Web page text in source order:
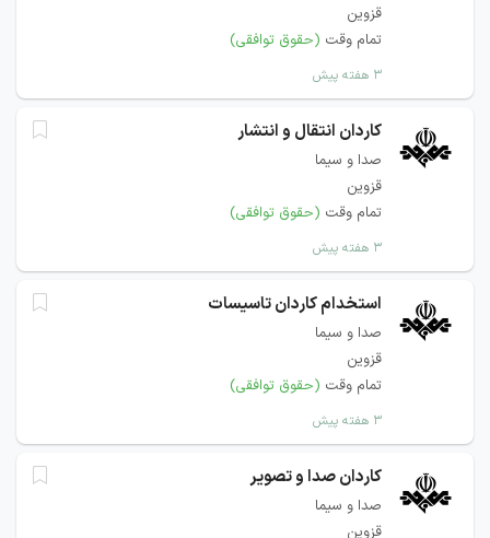
قزوین
تمام وقت (حقوق توافقی)
۳ هفته پیش
کاردان انتقال و انتشار
صدا و سیما
قزوین
تمام وقت (حقوق توافقی)
۳ هفته پیش
استخدام کاردان تاسیسات
صدا و سیما
قزوین
تمام وقت (حقوق توافقی)
۳ هفته پیش
کاردان صدا و تصویر
صدا و سیما
قزوین